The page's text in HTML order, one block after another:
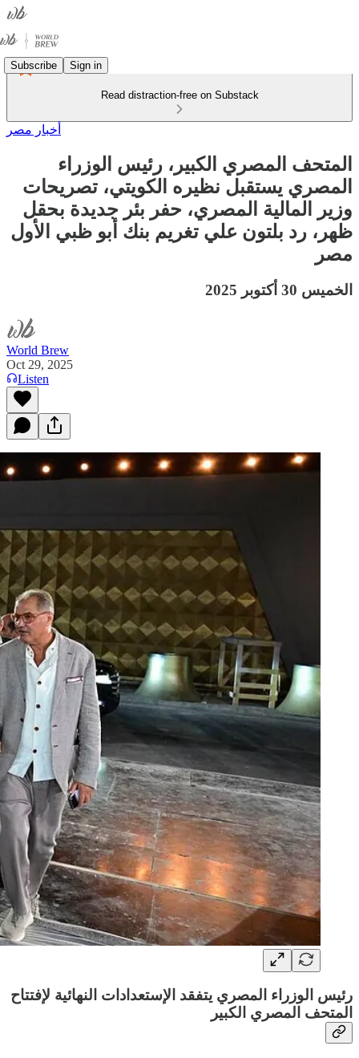
Subscribe Sign in
Read distraction-free on Substack
أخبار مصر
المتحف المصري الكبير، رئيس الوزراء
المصري يستقبل نظيره الكويتي، تصريحات
وزير المالية المصري، حفر بئر جديدة بحقل
ظهر، رد بلتون علي تغريم بنك أبو ظبي الأول
مصر
الخميس 30 أكتوبر 2025
World Brew
Oct 29, 2025
Listen
رئيس الوزراء المصري يتفقد الإستعدادات النهائية لإفتتاح
المتحف المصري الكبير